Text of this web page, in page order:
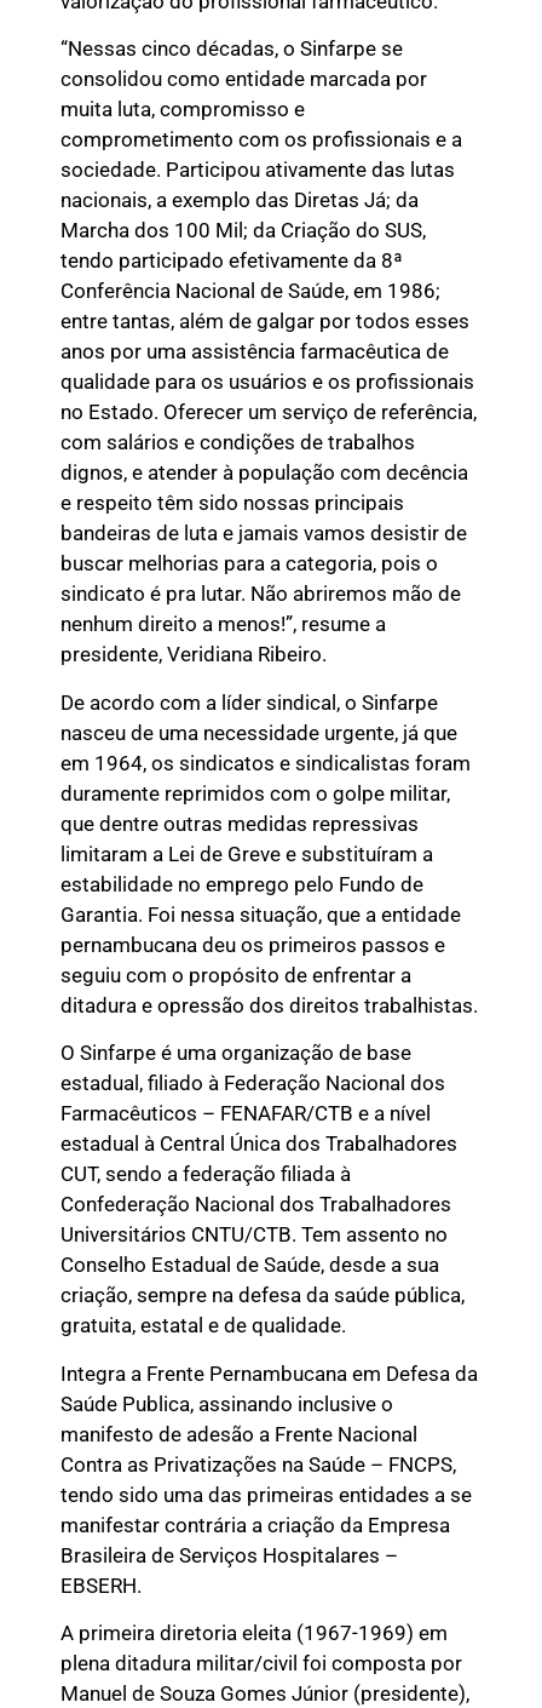
“Nessas cinco décadas, o Sinfarpe se
consolidou como entidade marcada por
muita luta, compromisso e
comprometimento com os profissionais e a
sociedade. Participou ativamente das lutas
nacionais, a exemplo das Diretas Já; da
Marcha dos 100 Mil; da Criação do SUS,
tendo participado efetivamente da 8ª
Conferência Nacional de Saúde, em 1986;
entre tantas, além de galgar por todos esses
anos por uma assistência farmacêutica de
qualidade para os usuários e os profissionais
no Estado. Oferecer um serviço de referência,
com salários e condições de trabalhos
dignos, e atender à população com decência
e respeito têm sido nossas principais
bandeiras de luta e jamais vamos desistir de
buscar melhorias para a categoria, pois o
sindicato é pra lutar. Não abriremos mão de
nenhum direito a menos!”, resume a
presidente, Veridiana Ribeiro.
De acordo com a líder sindical, o Sinfarpe
nasceu de uma necessidade urgente, já que
em 1964, os sindicatos e sindicalistas foram
duramente reprimidos com o golpe militar,
que dentre outras medidas repressivas
limitaram a Lei de Greve e substituíram a
estabilidade no emprego pelo Fundo de
Garantia. Foi nessa situação, que a entidade
pernambucana deu os primeiros passos e
seguiu com o propósito de enfrentar a
ditadura e opressão dos direitos trabalhistas.
O Sinfarpe é uma organização de base
estadual, filiado à Federação Nacional dos
Farmacêuticos – FENAFAR/CTB e a nível
estadual à Central Única dos Trabalhadores
CUT, sendo a federação filiada à
Confederação Nacional dos Trabalhadores
Universitários CNTU/CTB. Tem assento no
Conselho Estadual de Saúde, desde a sua
criação, sempre na defesa da saúde pública,
gratuita, estatal e de qualidade.
Integra a Frente Pernambucana em Defesa da
Saúde Publica, assinando inclusive o
manifesto de adesão a Frente Nacional
Contra as Privatizações na Saúde – FNCPS,
tendo sido uma das primeiras entidades a se
manifestar contrária a criação da Empresa
Brasileira de Serviços Hospitalares –
EBSERH.
A primeira diretoria eleita (1967-1969) em
plena ditadura militar/civil foi composta por
Manuel de Souza Gomes Júnior (presidente),